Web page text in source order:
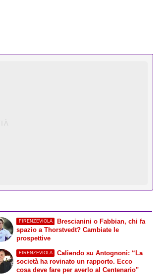
FIRENZEVIOLA
Brescianini o Fabbian, chi fa
spazio a Thorstvedt? Cambiate le
prospettive
FIRENZEVIOLA
Caliendo su Antognoni: “La
società ha rovinato un rapporto. Ecco
cosa deve fare per averlo al Centenario"